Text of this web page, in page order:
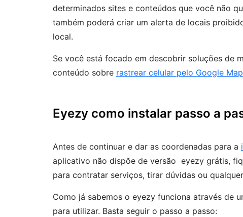
determinados sites e conteúdos que você não
também poderá criar um alerta de locais
local.
Se você está focado em descobrir soluções de
conteúdo sobre rastrear celular pelo Google
Eyezy como instalar passo a
Antes de continuar e dar as coordenadas para a
aplicativo não dispõe de versão eyezy grátis,
para contratar serviços, tirar dúvidas ou
Como já sabemos o eyezy funciona através de
para utilizar. Basta seguir o passo a passo: